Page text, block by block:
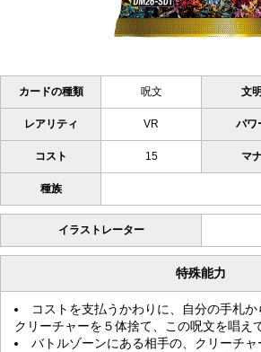
カードの種類 呪文 文明
レアリティ VR パワ
コスト 15 マ
種族
イラストレーター
特殊能力
コストを支払うかわりに、自分の手札か
クリーチャーを５体捨て、この呪文を唱え
バトルゾーンにある相手の、クリーチ